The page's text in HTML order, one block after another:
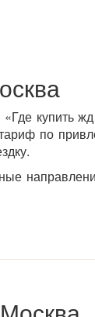
купить
по